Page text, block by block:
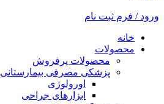
ورود / فرم ثبت نام
خانه
محصولات
محصولات پرفروش
پزشکی مصرفی بیمارستانی
اورولوژی
ابزارهای جراحی